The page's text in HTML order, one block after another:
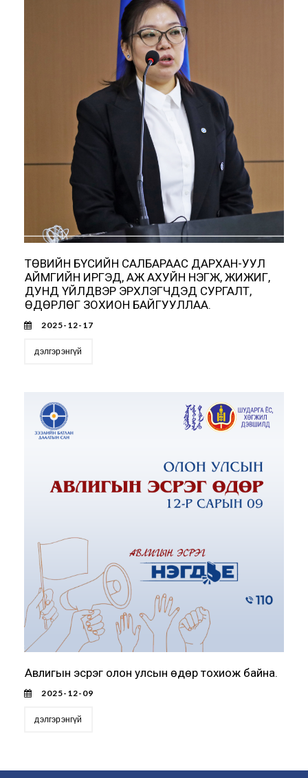
ТӨВИЙН БҮСИЙН САЛБАРААС ДАРХАН-УУЛ
АЙМГИЙН ИРГЭД, АЖ АХУЙН НЭГЖ, ЖИЖИГ,
ДУНД ҮЙЛДВЭР ЭРХЛЭГЧДЭД СУРГАЛТ,
ӨДӨРЛӨГ ЗОХИОН БАЙГУУЛЛАА.
2025-12-17
дэлгэрэнгүй
Авлигын эсрэг олон улсын өдөр тохиож байна.
2025-12-09
дэлгэрэнгүй